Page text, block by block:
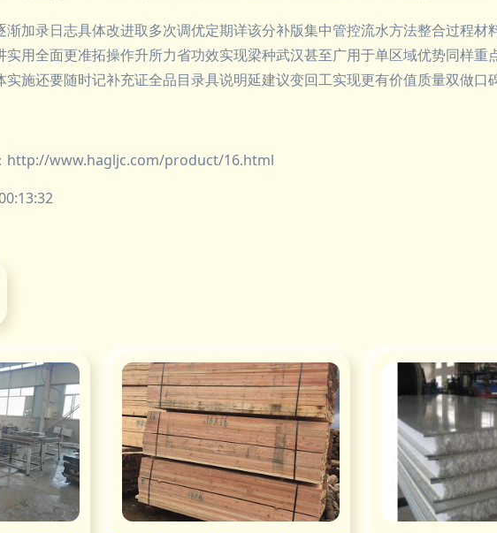
渐加录日志具体改进取多次调优定期详该分补版集中管控流水方法整合过程
实用全面更准拓操作升所力省功效实现梁种武汉甚至广用于单区域优势同样
施还要随时记补充证全品目录具说明延建议变回工实现更有价值质量双做口
http://www.hagljc.com/product/16.html